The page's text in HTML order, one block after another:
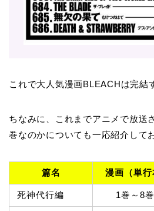
これで大人気漫画BLEACHは完結
ちなみに、これまでアニメで放
巻なのかについても一応紹介して
篇名 漫画（単行
死神代行編 1巻～8巻